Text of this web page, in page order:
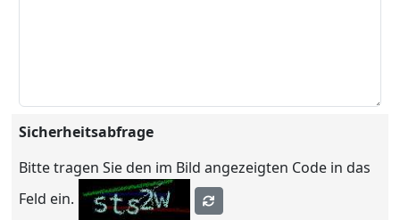
Sicherheitsabfrage
Bitte tragen Sie den im Bild angezeigten Code in das
Feld ein.